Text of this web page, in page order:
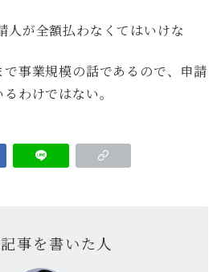
人が全額払わなくてはいけな
事業規模の話であるので、申請
わけではない。
事を書いた人